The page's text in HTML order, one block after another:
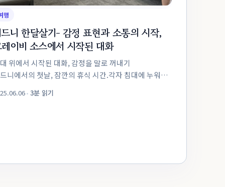
행
니 한달살기- 감정 표현과 소통의 시작,
이비 소스에서 시작된 대화
위에서 시작된 대화, 감정을 말로 꺼내기
니에서의 첫날, 잠깐의 휴식 시간.각자 침대에 누워
숙하지 않은 도시, 낯선 공기, 하지만 그보다
• 3분 읽기